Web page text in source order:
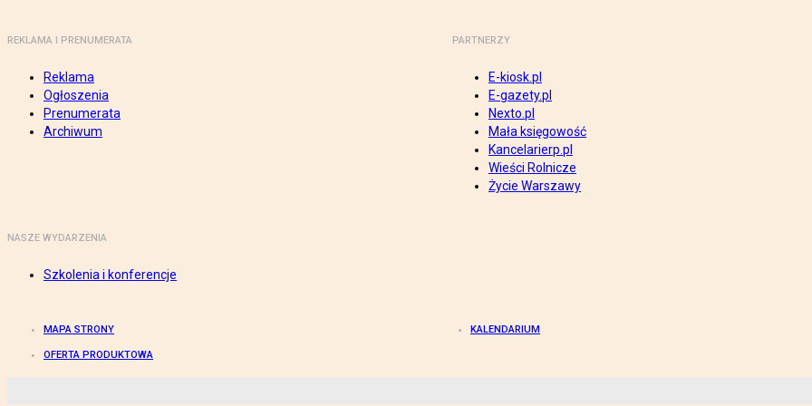
REKLAMA I PRENUMERATA
Reklama
Ogłoszenia
Prenumerata
Archiwum
PARTNERZY
E-kiosk.pl
E-gazety.pl
Nexto.pl
Mała księgowość
Kancelarierp.pl
Wieści Rolnicze
Życie Warszawy
NASZE WYDARZENIA
Szkolenia i konferencje
MAPA STRONY KALENDARIUM
OFERTA PRODUKTOWA